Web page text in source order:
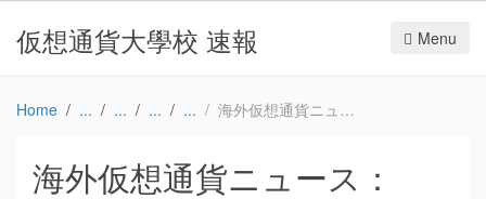
仮想通貨大學校 速報 Menu
Home 海外仮想通貨ニュース：Wells Fargo to onboard active cryptocurrency strategy for rich clients – Reuters
海外仮想通貨ニュース：